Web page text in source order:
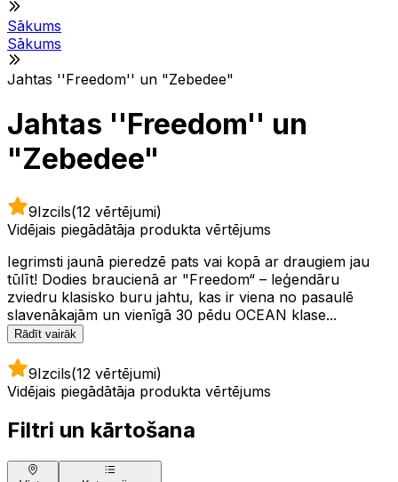
Sākums
Sākums
Jahtas ''Freedom'' un "Zebedee"
Jahtas ''Freedom'' un
"Zebedee"
9Izcils(12 vērtējumi)
Vidējais piegādātāja produkta vērtējums
Iegrimsti jaunā pieredzē pats vai kopā ar draugiem jau
tūlīt! Dodies braucienā ar "Freedom“ – leģendāru
zviedru klasisko buru jahtu, kas ir viena no pasaulē
slavenākajām un vienīgā 30 pēdu OCEAN klase...
Rādīt vairāk
9Izcils(12 vērtējumi)
Vidējais piegādātāja produkta vērtējums
Filtri un kārtošana